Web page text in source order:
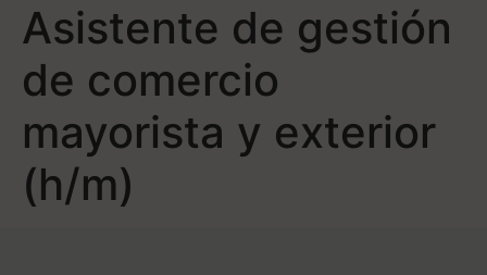
Asistente de gestión
de comercio
mayorista y exterior
(h/m)